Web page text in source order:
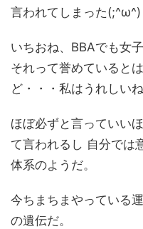
言われてしまった(;^ω^)
いちおね、BBAでも女
それって誉めていると
ど・・・私はうれしいね
ほぼ必ずと言っていい
て言われるし 自分では
体系のようだ。
今ちまちまやっている
の遺伝だ。